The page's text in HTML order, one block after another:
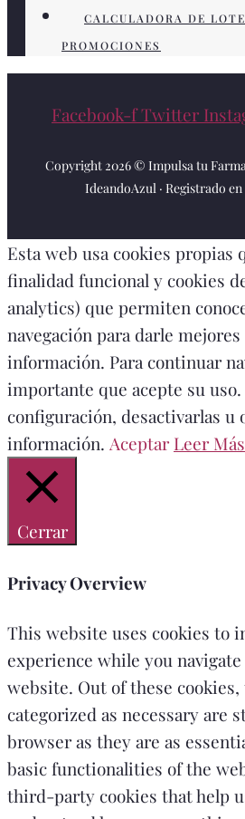
CALCULADORA DE
PROMOCIONES
Facebook-fTwitter
Copyright 2026 © Impulsa tu
IdeandoAzul · Registrado en
Esta web usa cookies propias
finalidad funcional y cookies
analytics) que permiten
navegación para darle
información. Para continuar
importante que acepte su
configuración, desactivarlas u
información. Aceptar Leer Más
Cerrar
Privacy Overview
This website uses cookies to
experience while you
website. Out of these
categorized as necessary are
browser as they are as
basic functionalities of the
third-party cookies that help